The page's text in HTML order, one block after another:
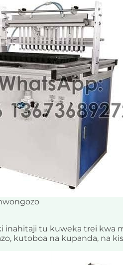
tu kuweka trei kwa
kutoboa na kupanda, na